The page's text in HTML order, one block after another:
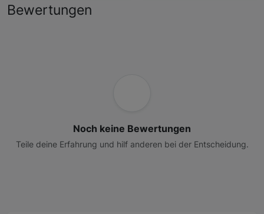
Bewertungen
Noch keine Bewertungen
Teile deine Erfahrung und hilf anderen bei der Entscheidung.